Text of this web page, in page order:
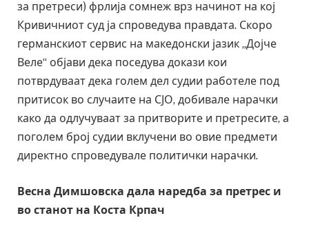
за претреси) фрлија сомнеж врз начинот на кој
Кривичниот суд ја спроведува правдата. Скоро
германскиот сервис на македонски јазик „Дојче
Веле“ објави дека поседува докази кои
потврдуваат дека голем дел судии работеле под
притисок во случаите на СЈО, добивале нарачки
како да одлучуваат за притворите и претресите, а
поголем број судии вклучени во овие предмети
директно спроведувале политички нарачки.
Весна Димшовска дала наредба за претрес и
во станот на Коста Крпач